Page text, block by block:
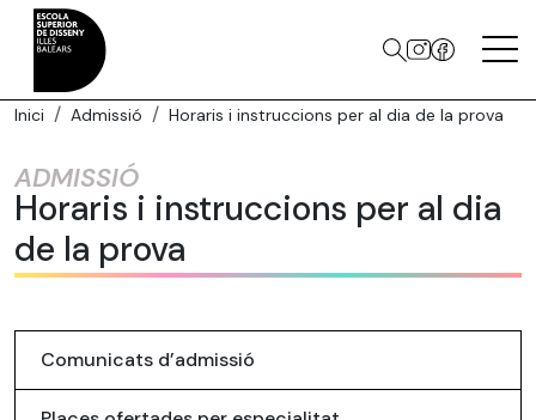
Inici Admissió Horaris i instruccions per al dia de la prova
ADMISSIÓ
Horaris i instruccions per al dia
de la prova
Comunicats d’admissió